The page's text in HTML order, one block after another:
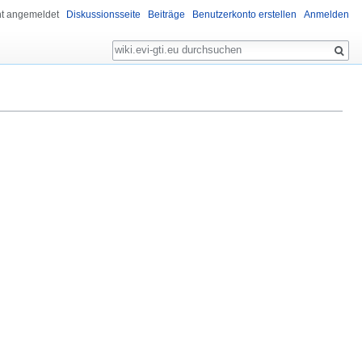
angemeldet Diskussionsseite Beiträge Benutzerkonto erstellen Anmelden
Suche